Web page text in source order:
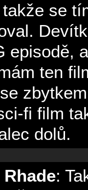
se
episodě,
ten
fi film
dolů.
: